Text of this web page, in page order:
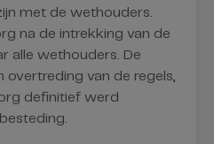
met de wethouders.
na de intrekking van de
alle wethouders. De
overtreding van de regels,
definitief werd